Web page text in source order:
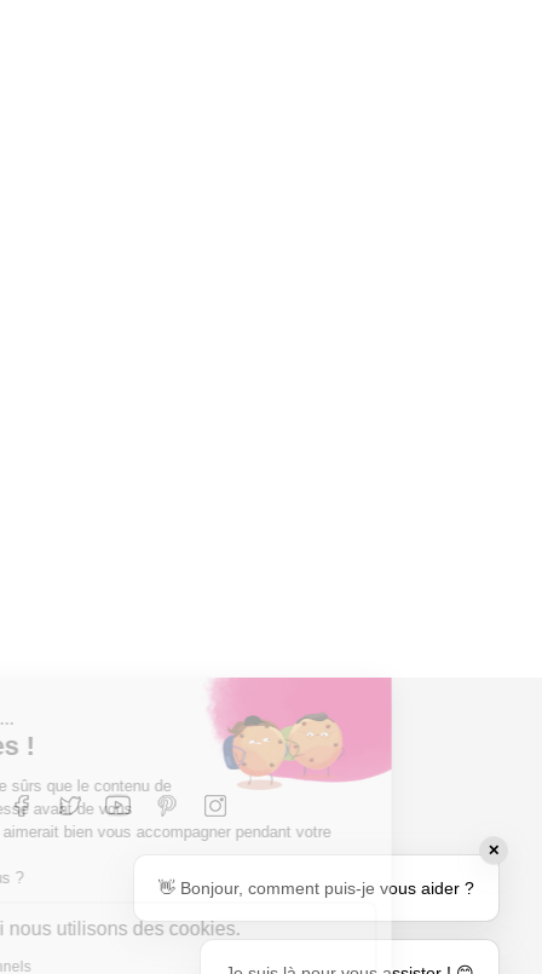
✕
👋 Bonjour, comment puis-je vous aider ?